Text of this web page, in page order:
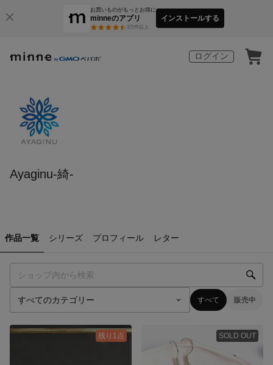
お買いものがもっとお得に
minneのアプリ
3万件以上
インストールする
ログイン
Ayaginu-綺-
作品一覧 シリーズ プロフィール レター
すべて 販売中
残り1点 SOLD OUT